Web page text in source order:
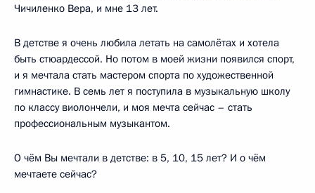
Чичиленко Вера, и мне 13 лет.
В детстве я очень любила летать на самолётах и хотела
быть стюардессой. Но потом в моей жизни появился спорт,
и я мечтала стать мастером спорта по художественной
гимнастике. В семь лет я поступила в музыкальную школу
по классу виолончели, и моя мечта сейчас – стать
профессиональным музыкантом.
О чём Вы мечтали в детстве: в 5, 10, 15 лет? И о чём
мечтаете сейчас?